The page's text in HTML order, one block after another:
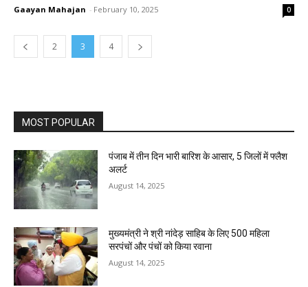
Gaayan Mahajan - February 10, 2025 0
2 3 4
MOST POPULAR
पंजाब में तीन दिन भारी बारिश के आसार, 5 जिलों में फ्लैश
अलर्ट
August 14, 2025
मुख्यमंत्री ने श्री नांदेड़ साहिब के लिए 500 महिला
सरपंचों और पंचों को किया रवाना
August 14, 2025